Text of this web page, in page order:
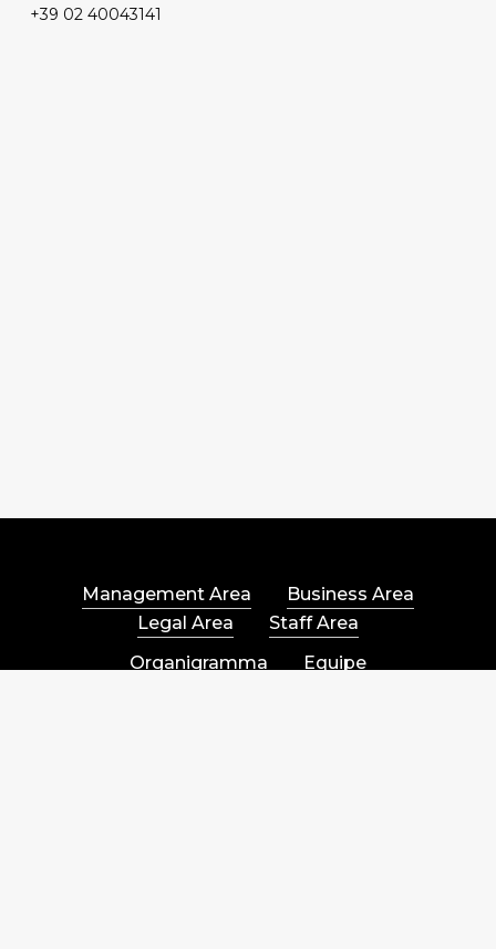
+39 02 40043141
Management Area
Business Area
Legal Area
Staff Area
Organigramma
Equipe